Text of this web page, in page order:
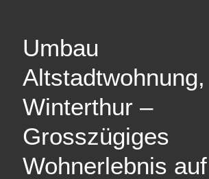
Umbau
Altstadtwohnung,
Winterthur –
Grosszügiges
Wohnerlebnis auf